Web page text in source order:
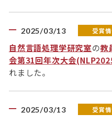
2025/03/13 受賞
自然言語処理学研究室の教
会第31回年次大会
れました。
2025/03/13 受賞